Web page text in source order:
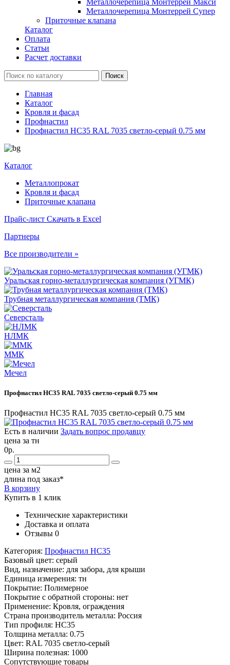
Металлочерепица Монтеррей Макси
Металлочерепица Монтеррей Супер
Приточные клапана
Каталог
Оплата
Статьи
Расчет доставки
Главная
Каталог
Кровля и фасад
Профнастил
Профнастил НС35 RAL 7035 светло-серый 0.75 мм
Каталог
Металлопрокат
Кровля и фасад
Приточные клапана
Прайс-лист Скачать в Excel
Партнеры
Все производители »
Уральская горно-металлургическая компания (УГМК)
Трубная металлургическая компания (ТМК)
Северсталь
НЛМК
ММК
Мечел
Профнастил НС35 RAL 7035 светло-серый 0.75 мм
Профнастил НС35 RAL 7035 светло-серый 0.75 мм
Есть в наличии Задать вопрос продавцу
цена за тн
0р.
цена за м2
длина под заказ*
В корзину
Купить в 1 клик
Технические характеристики
Доставка и оплата
Отзывы 0
Категория: Профнастил НС35
Базовый цвет: серый
Вид, назначение: для забора, для крыши
Единица измерения: тн
Покрытие: Полимерное
Покрытие с обратной стороны: нет
Применение: Кровля, ограждения
Страна производитель металла: Россия
Тип профиля: НС35
Толщина металла: 0.75
Цвет: RAL 7035 светло-серый
Ширина полезная: 1000
Сопутствующие товары